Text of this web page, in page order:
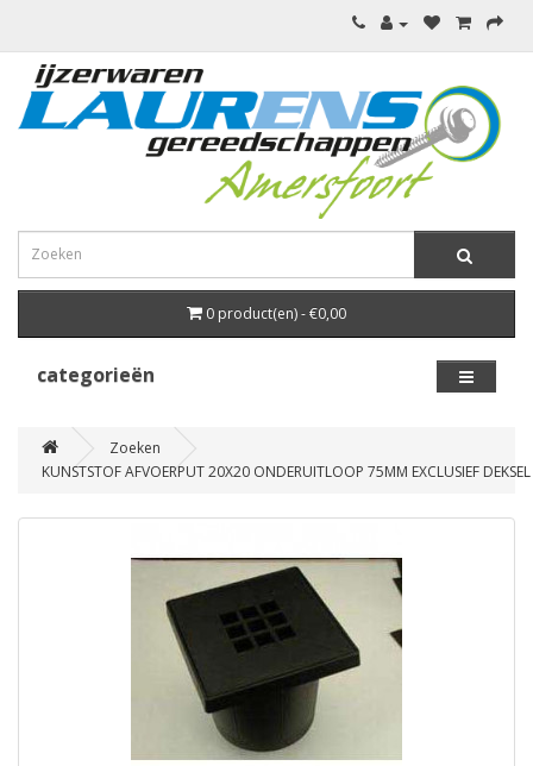
0 product(en) - €0,00
categorieën
Zoeken
KUNSTSTOF AFVOERPUT 20X20 ONDERUITLOOP 75MM EXCLUSIEF DEKSEL